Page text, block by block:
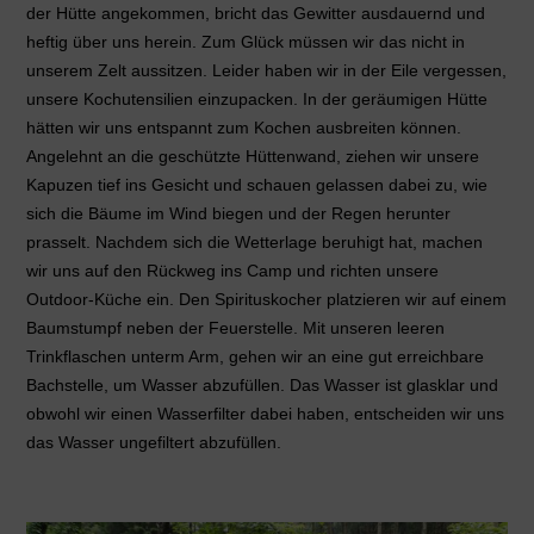
der Hütte angekommen, bricht das Gewitter ausdauernd und
heftig über uns herein. Zum Glück müssen wir das nicht in
unserem Zelt aussitzen. Leider haben wir in der Eile vergessen,
unsere Kochutensilien einzupacken. In der geräumigen Hütte
hätten wir uns entspannt zum Kochen ausbreiten können.
Angelehnt an die geschützte Hüttenwand, ziehen wir unsere
Kapuzen tief ins Gesicht und schauen gelassen dabei zu, wie
sich die Bäume im Wind biegen und der Regen herunter
prasselt. Nachdem sich die Wetterlage beruhigt hat, machen
wir uns auf den Rückweg ins Camp und richten unsere
Outdoor-Küche ein. Den Spirituskocher platzieren wir auf einem
Baumstumpf neben der Feuerstelle. Mit unseren leeren
Trinkflaschen unterm Arm, gehen wir an eine gut erreichbare
Bachstelle, um Wasser abzufüllen. Das Wasser ist glasklar und
obwohl wir einen Wasserfilter dabei haben, entscheiden wir uns
das Wasser ungefiltert abzufüllen.